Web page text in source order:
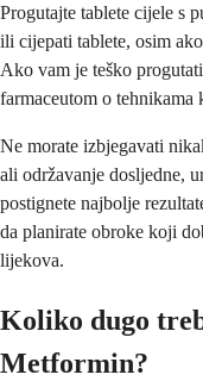
Progutajte tablete cijele s
ili cijepati tablete, osim
Ako vam je teško
farmaceutom o tehnikama
Ne morate izbjegavati
ali održavanje dosljedne,
postignete najbolje
da planirate obroke koji
lijekova.
Koliko dugo
Metformin?